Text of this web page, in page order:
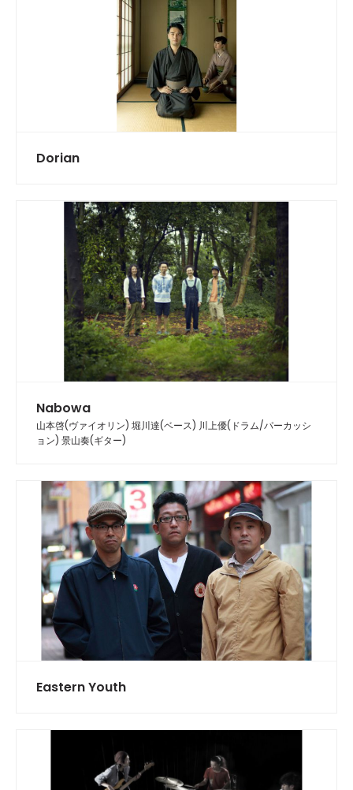
Dorian
Nabowa
山本啓(ヴァイオリン) 堀川達(ベース) 川上優(ドラム/パーカッシ
ョン) 景山奏(ギター)
Eastern Youth